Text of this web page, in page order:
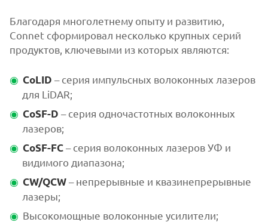
Благодаря многолетнему опыту и развитию,
Connet сформировал несколько крупных серий
продуктов, ключевыми из которых являются:
CoLID – серия импульсных волоконных лазеров
для LiDAR;
CoSF-D – серия одночастотных волоконных
лазеров;
CoSF-FC– серия волоконных лазеров УФ и
видимого диапазона;
CW/QCW– непрерывные и квазинепрерывные
лазеры;
Высокомощные волоконные усилители;